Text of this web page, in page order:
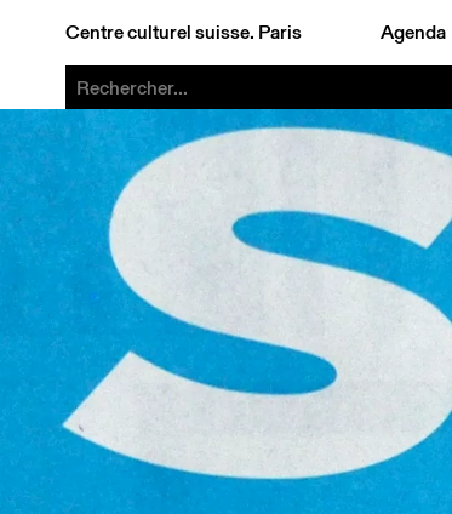
Centre culturel suisse. Paris Agenda